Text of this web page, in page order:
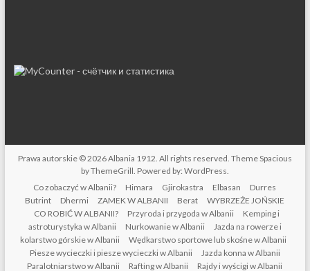
Prawa autorskie © 2026Albania 1912 . All rights reserved. ThemeSpacious
by ThemeGrill. Powered by: WordPress
Co zobaczyć w Albanii?
Himara Gjirokastra Elbasan
Durres
Butrint
Dhermi ZAMEK W ALBANII Berat
WYBRZEŻE JOŃSKIE
CO ROBIĆ W ALBANII?
Przyroda i przygoda w Albanii
Kemping i
astroturystyka w Albanii
Nurkowanie w Albanii
Jazda na rowerze i
kolarstwo górskie w Albanii
Wędkarstwo sportowe lub skośne w Albanii
Piesze wycieczki i piesze wycieczki w Albanii
Jazda konna w Albanii
Paralotniarstwo w Albanii
Rafting w Albanii Rajdy i wyścigi w Albanii